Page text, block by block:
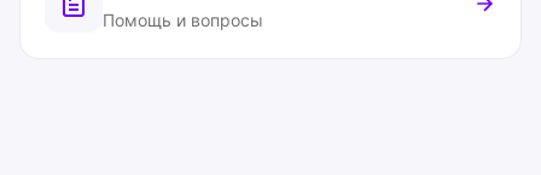
Помощь и вопросы